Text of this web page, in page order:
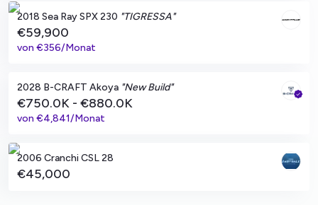
2018 Sea Ray SPX 230 "TIGRESSA"
€59,900
von €356/Monat
2028 B-CRAFT Akoya "New Build"
€750.0K - €880.0K
von €4,841/Monat
Ashburn, VA
2006 Cranchi CSL 28
€45,000
Marseille, Bouches-du-Rhône